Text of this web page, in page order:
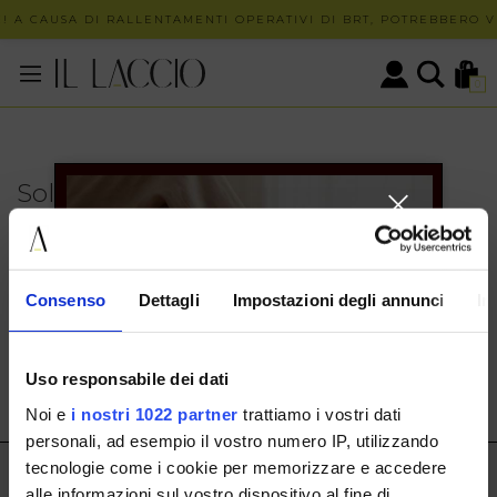
Consenso Dettagli Impostazioni degli annunci
Uso responsabile dei dati
Noi e i nostri 1022 partner trattiamo i vostri dati
personali, ad esempio il vostro numero IP, utilizzando
tecnologie come i cookie per memorizzare e accedere
A CAUSA DI RALLENTAMENTI OPERATIVI DI BRT, POTREBBERO
0
Solo in negozio
PUOI TROVARE QUESTO ARTICOLO SOLO PRESSO I
NOSTRI PUNTI VENDITA:
customerservice@illaccio.it
IL LACCIO